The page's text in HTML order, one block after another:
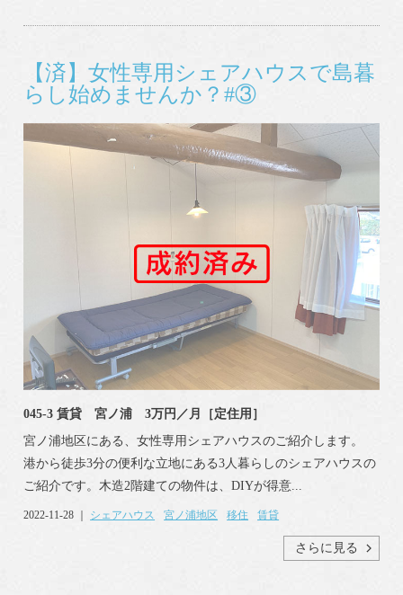
【済】女性専用シェアハウスで島暮
らし始めませんか？#③
045-3 賃貸 宮ノ浦 3万円／月［定住用］
宮ノ浦地区にある、女性専用シェアハウスのご紹介します。
港から徒歩3分の便利な立地にある3人暮らしのシェアハウスの
ご紹介です。木造2階建ての物件は、DIYが得意...
2022-11-28 ｜ シェアハウス 宮ノ浦地区 移住 賃貸
さらに見る